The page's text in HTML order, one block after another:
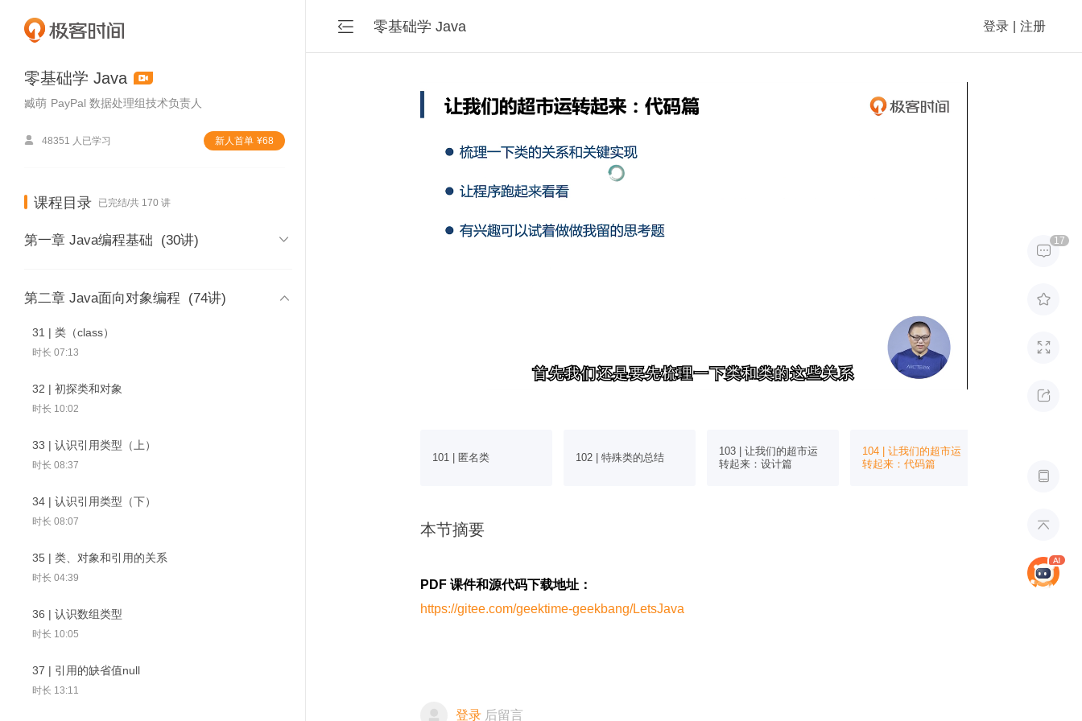
零基础学 Java
臧萌 PayPal 数据处理组技术负责人
 48351 人已学习 新⼈⾸单 ¥68
课程目录 已完结/共 170 讲
第一章 Java编程基础 (30讲) 
01 | 课程介绍
02 | 内容综述
03 | 开发环境搭建（macOS）
04 | HelloWorld程序编译和运行
时长 13:02
时长 06:30
（Windows）
时长 13:23
07 | 详解HelloWorld程序
时长 05:09
第二章 Java面向对象编程 (74讲) 
31 | 类（class）
时长 07:13
32 | 初探类和对象
时长 10:02
33 | 认识引用类型（上）
时长 08:37
34 | 认识引用类型（下）
时长 08:07
35 | 类、对象和引用的关系
时长 04:39
36 | 认识数组类型
时长 10:05
37 | 引用的缺省值null
时长 13:11
 零基础学 Java 登录 注册

17





首先我们还是要先梳理一下类和类的这些关系
首先我们还是要先梳理一下类和类的这些关系
98 | 静态内部类 101 | 匿名类 102 | 特殊类的总结
103 | 让我们的超市运
转起来：设计篇
104 | 让我们的超市运
转起来：代码篇
本节摘要
PDF 课件和源代码下载地址：
https://gitee.com/geektime-geekbang/LetsJava
登录 后留言